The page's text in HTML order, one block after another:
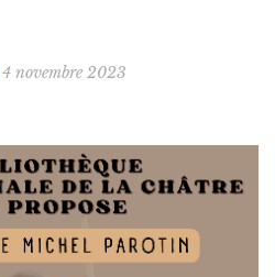
4 novembre 2023